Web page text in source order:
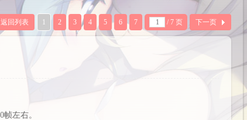
1 2 3 4 5 6 7 / 7 页 下一页
返回列表
左右。